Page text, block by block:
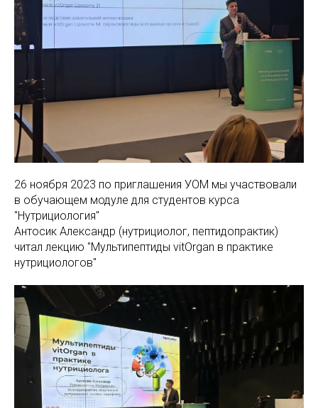
26 ноября 2023 по приглашения УОМ мы участвовали
в обучающем модуле для студентов курса
"Нутрициология"
Антосик Александр (нутрициолог, пептидопрактик)
читал лекцию "Мультипептиды vitOrgan в практике
нутрициологов"